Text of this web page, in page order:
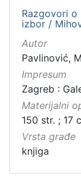
Razgovori
izbor /
Autor
Pavlinović,
Impresum
Zagreb :
Materijalni
150 str. ; 17
Vrsta građe
knjiga